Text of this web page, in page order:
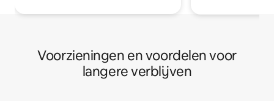
Voorzieningen en voordelen voor
langere verblijven